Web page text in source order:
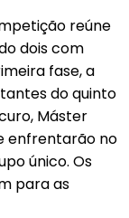
reúne
dois com
fase, a
do quinto
Máster
enfrentarão no
único. Os
para as